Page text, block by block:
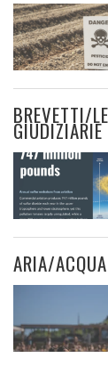
BREVETTI/
GIUDIZIARIE
ARIA/ACQUA